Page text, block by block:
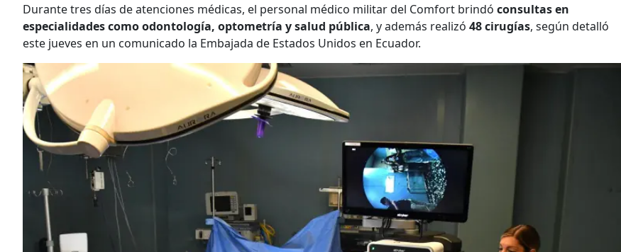
Durante tres días de atenciones médicas, el personal médico militar del Comfort brindó consultas en
especialidades como odontología, optometría y salud pública, y además realizó 48 cirugías, según detalló
este jueves en un comunicado la Embajada de Estados Unidos en Ecuador.